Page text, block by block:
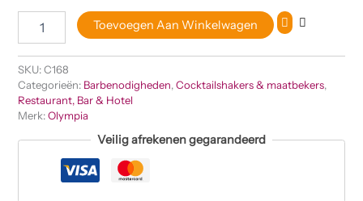
Toevoegen Aan Winkelwagen
SKU:C168
Categorieën: Barbenodigheden,Cocktailshakers & maatbekers,
Restaurant, Bar & Hotel
Merk:Olympia
Veilig afrekenen gegarandeerd